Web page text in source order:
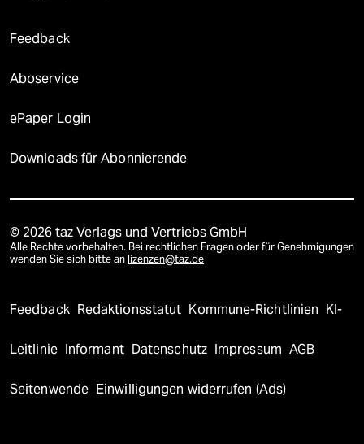
Feedback
Aboservice
ePaper Login
Downloads für Abonnierende
© 2026 taz Verlags und Vertriebs GmbH
Alle Rechte vorbehalten. Bei rechtlichen Fragen oder für Genehmigungen
wenden Sie sich bitte an lizenzen@taz.de
Feedback Redaktionsstatut Kommune-Richtlinien KI-
Leitlinie Informant Datenschutz Impressum AGB
Seitenwende Einwilligungen widerrufen (Ads)